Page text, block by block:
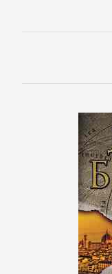
прочее
Сказки
литература
Автомобили